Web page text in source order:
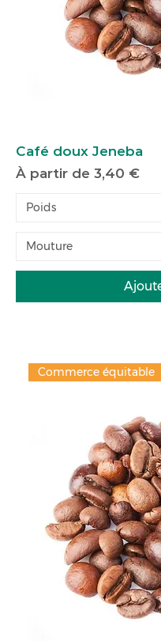
Café doux Jeneba
À partir de 3,40 €
Prix promotionnel
Commerce équitable